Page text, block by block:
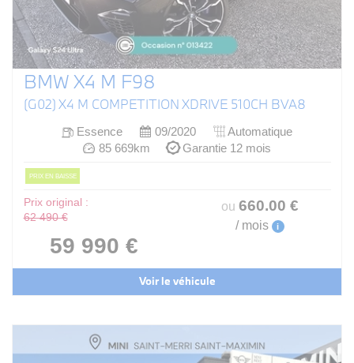
BMW X4 M F98
(G02) X4 M COMPETITION XDRIVE 510CH BVA8
Essence 09/2020
Automatique
85 669km
Garantie 12 mois
PRIX EN BAISSE
Prix original :
62 490 €
59 990 €
ou 660.00 €
/ mois i
Voir le véhicule